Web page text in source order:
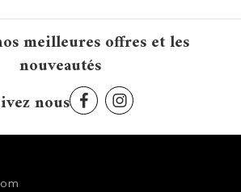
meilleures offres et les
nouveautés
nous